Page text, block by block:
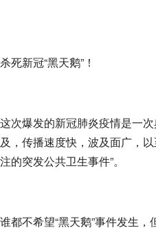
杀死新冠“黑天鹅”！
这次爆发的新冠肺炎疫情是一
及，传播速度快，波及面广，
注的突发公共卫生事件”。
谁都不希望“黑天鹅”事件发生